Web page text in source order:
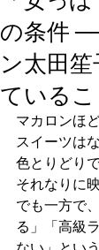
の条件
ン太田
ているこ
マカロンほ
スイーツは
色とりどり
それなりに映
でも一方で
る」「高級